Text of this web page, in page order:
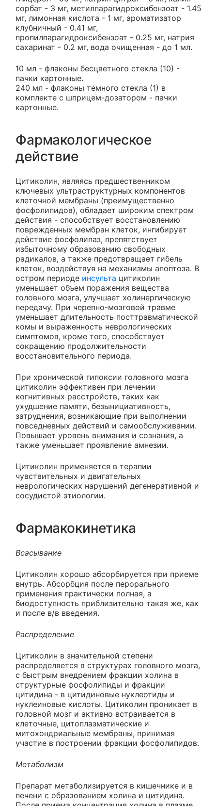
сорбат - 3 мг, метилпарагидроксибензоат - 1.45
мг, лимонная кислота - 1 мг, ароматизатор
клубничный - 0.41 мг,
пропилпарагидроксибензоат - 0.25 мг, натрия
сахаринат - 0.2 мг, вода очищенная - до 1 мл.
10 мл - флаконы бесцветного стекла (10) -
пачки картонные.
240 мл - флаконы темного стекла (1) в
комплекте с шприцем-дозатором - пачки
картонные.
Фармакологическое
действие
Цитиколин, являясь предшественником
ключевых ультраструктурных компонентов
клеточной мембраны (преимущественно
фосфолипидов), обладает широким спектром
действия - способствует восстановлению
поврежденных мембран клеток, ингибирует
действие фосфолипаз, препятствует
избыточному образованию свободных
радикалов, а также предотвращает гибель
клеток, воздействуя на механизмы апоптоза. В
остром периоде инсульта цитиколин
уменьшает объем поражения вещества
головного мозга, улучшает холинергическую
передачу. При черепно-мозговой травме
уменьшает длительность посттравматической
комы и выраженность неврологических
симптомов, кроме того, способствует
сокращению продолжительности
восстановительного периода.
При хронической гипоксии головного мозга
цитиколин эффективен при лечении
когнитивных расстройств, таких как
ухудшение памяти, безынициативность,
затруднения, возникающие при выполнении
повседневных действий и самообслуживании.
Повышает уровень внимания и сознания, а
также уменьшает проявление амнезии.
Цитиколин применяется в терапии
чувствительных и двигательных
неврологических нарушений дегенеративной и
сосудистой этиологии.
Фармакокинетика
Всасывание
Цитиколин хорошо абсорбируется при приеме
внутрь. Абсорбция после перорального
применения практически полная, а
биодоступность приблизительно такая же, как
и после в/в введения.
Распределение
Цитиколин в значительной степени
распределяется в структурах головного мозга,
с быстрым внедрением фракции холина в
структурные фосфолипиды и фракции
цитидина - в цитидиновые нуклеотиды и
нуклеиновые кислоты. Цитиколин проникает в
головной мозг и активно встраивается в
клеточные, цитоплазматические и
митохондриальные мембраны, принимая
участие в построении фракции фосфолипидов.
Метаболизм
Препарат метаболизируется в кишечнике и в
печени с образованием холина и цитидина.